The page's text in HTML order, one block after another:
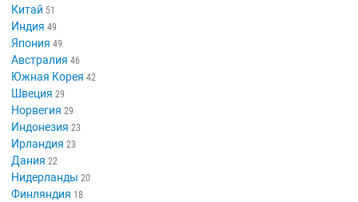
Китай 51
Индия 49
Япония 49
Австралия 46
Южная Корея 42
Швеция 29
Норвегия 29
Индонезия 23
Ирландия 23
Дания 22
Нидерланды 20
Финляндия 18